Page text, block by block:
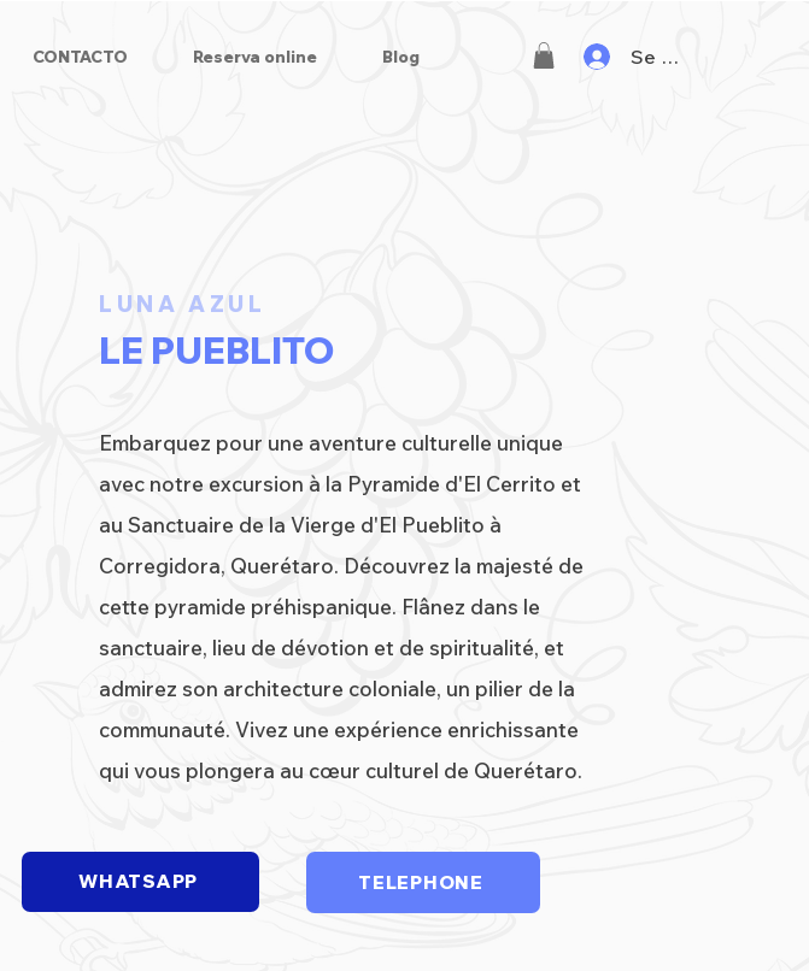
CONTACTO Reserva online Blog Se connecter
LUNA AZUL
LE PUEBLITO
Embarquez pour une aventure culturelle unique
avec notre excursion à la Pyramide d'El Cerrito et
au Sanctuaire de la Vierge d'El Pueblito à
Corregidora, Querétaro. Découvrez la majesté de
cette pyramide préhispanique. Flânez dans le
sanctuaire, lieu de dévotion et de spiritualité, et
admirez son architecture coloniale, un pilier de la
communauté. Vivez une expérience enrichissante
qui vous plongera au cœur culturel de Querétaro.
WHATSAPP TELEPHONE